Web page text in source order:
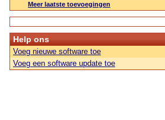
Meer laatste toevoegingen
Help ons
Voeg nieuwe software toe
Voeg een software update toe